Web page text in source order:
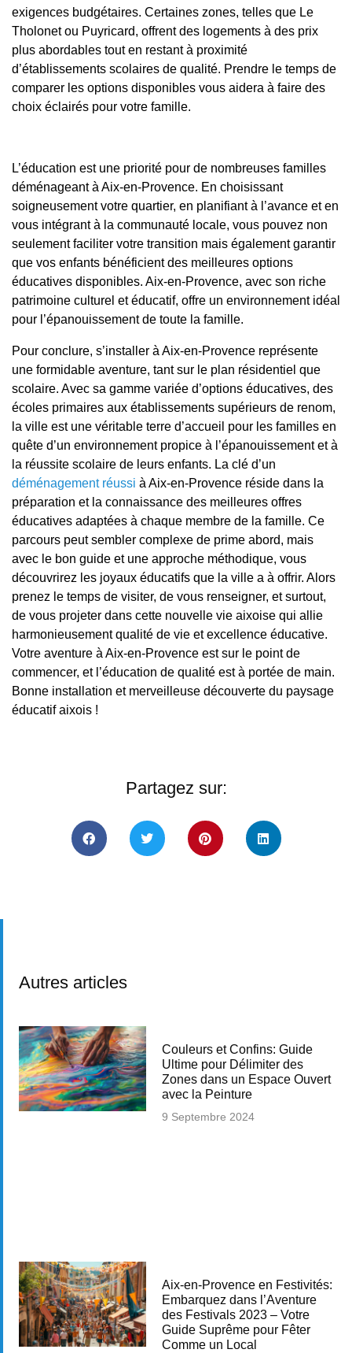
exigences budgétaires. Certaines zones, telles que Le
Tholonet ou Puyricard, offrent des logements à des prix
plus abordables tout en restant à proximité
d’établissements scolaires de qualité. Prendre le temps de
comparer les options disponibles vous aidera à faire des
choix éclairés pour votre famille.
L’éducation est une priorité pour de nombreuses familles
déménageant à Aix-en-Provence. En choisissant
soigneusement votre quartier, en planifiant à l’avance et en
vous intégrant à la communauté locale, vous pouvez non
seulement faciliter votre transition mais également garantir
que vos enfants bénéficient des meilleures options
éducatives disponibles. Aix-en-Provence, avec son riche
patrimoine culturel et éducatif, offre un environnement idéal
pour l’épanouissement de toute la famille.
Pour conclure, s’installer à Aix-en-Provence représente
une formidable aventure, tant sur le plan résidentiel que
scolaire. Avec sa gamme variée d’options éducatives, des
écoles primaires aux établissements supérieurs de renom,
la ville est une véritable terre d’accueil pour les familles en
quête d’un environnement propice à l’épanouissement et à
la réussite scolaire de leurs enfants. La clé d’un
déménagement réussi à Aix-en-Provence réside dans la
préparation et la connaissance des meilleures offres
éducatives adaptées à chaque membre de la famille. Ce
parcours peut sembler complexe de prime abord, mais
avec le bon guide et une approche méthodique, vous
découvrirez les joyaux éducatifs que la ville a à offrir. Alors
prenez le temps de visiter, de vous renseigner, et surtout,
de vous projeter dans cette nouvelle vie aixoise qui allie
harmonieusement qualité de vie et excellence éducative.
Votre aventure à Aix-en-Provence est sur le point de
commencer, et l’éducation de qualité est à portée de main.
Bonne installation et merveilleuse découverte du paysage
éducatif aixois !
Partagez sur:
Autres articles
Couleurs et Confins: Guide
Ultime pour Délimiter des
Zones dans un Espace Ouvert
avec la Peinture
9 Septembre 2024
Aix-en-Provence en Festivités:
Embarquez dans l’Aventure
des Festivals 2023 – Votre
Guide Suprême pour Fêter
Comme un Local